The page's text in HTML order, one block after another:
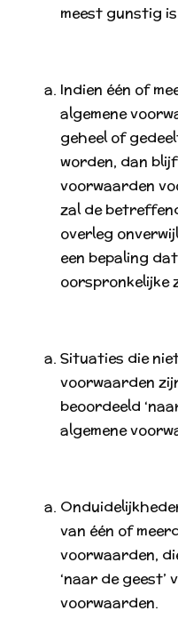
meest gunstig
Indien één of
algemene
geheel of
worden, dan
voorwaarden
zal de
overleg
een bepaling
oorspronkelijke
Situaties die
voorwaarden
beoordeeld
algemene
van één of
voorwaarden,
‘naar de geest’
voorwaarden.